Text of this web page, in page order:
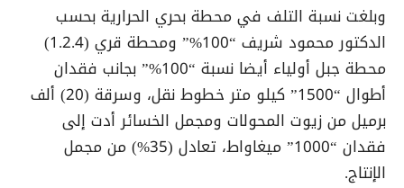
وبلغت نسبة التلف في محطة بحري الحرارية بحسب
الدكتور محمود شريف “100%” ومحطة قري (1.2.4)
محطة جبل أولياء أيضا نسبة “100%” بجانب فقدان
أطوال “1500” كيلو متر خطوط نقل، وسرقة (20) ألف
برميل من زيوت المحولات ومجمل الخسائر أدت إلى
فقدان “1000” ميغاواط، تعادل (35%) من مجمل
الإنتاج.